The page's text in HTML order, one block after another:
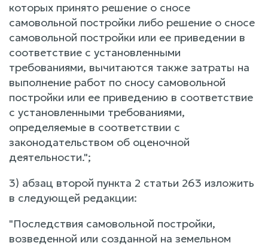
которых принято решение о сносе
самовольной постройки либо решение о сносе
самовольной постройки или ее приведении в
соответствие с установленными
требованиями, вычитаются также затраты на
выполнение работ по сносу самовольной
постройки или ее приведению в соответствие
с установленными требованиями,
определяемые в соответствии с
законодательством об оценочной
деятельности.";
3) абзац второй пункта 2 статьи 263 изложить
в следующей редакции:
"Последствия самовольной постройки,
возведенной или созданной на земельном